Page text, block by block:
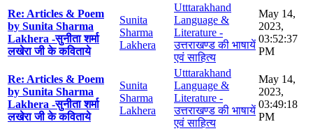
Re: Articles & Poem
by Sunita Sharma
Lakhera -सुनीता शर्मा
लखेरा जी के कविताये
Sunita
Sharma
Lakhera
Utttarakhand
Language &
Literature -
उत्तराखण्ड की भाषायें
एवं साहित्य
May 14,
2023,
03:52:37
PM
Re: Articles & Poem
by Sunita Sharma
Lakhera -सुनीता शर्मा
लखेरा जी के कविताये
Sunita
Sharma
Lakhera
Utttarakhand
Language &
Literature -
उत्तराखण्ड की भाषायें
एवं साहित्य
May 14,
2023,
03:49:18
PM